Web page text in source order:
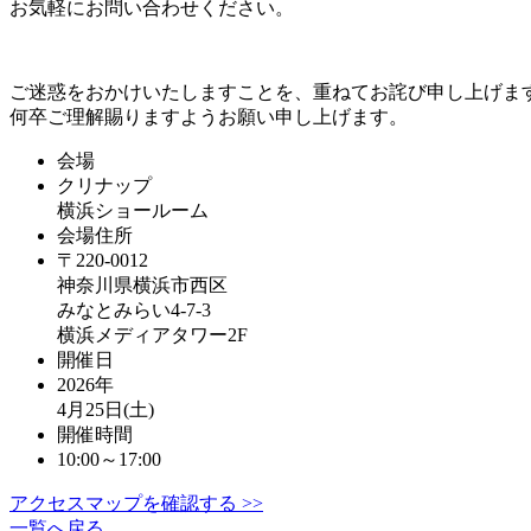
お気軽にお問い合わせください。
ご迷惑をおかけいたしますことを、重ねてお詫び申し上げま
何卒ご理解賜りますようお願い申し上げます。
会場
クリナップ
横浜ショールーム
会場住所
〒220-0012
神奈川県横浜市西区
みなとみらい4-7-3
横浜メディアタワー2F
開催日
2026年
4月25日(土)
開催時間
10:00～17:00
アクセスマップを確認する >>